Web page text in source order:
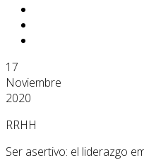
17
Noviembre
2020
RRHH
Ser asertivo: el liderazgo